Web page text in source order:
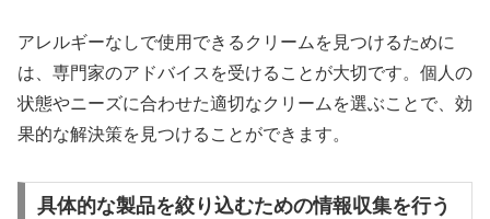
アレルギーなしで使用できるクリームを見つけるために
は、専門家のアドバイスを受けることが大切です。個人の
状態やニーズに合わせた適切なクリームを選ぶことで、効
果的な解決策を見つけることができます。
具体的な製品を絞り込むための情報収集を行う